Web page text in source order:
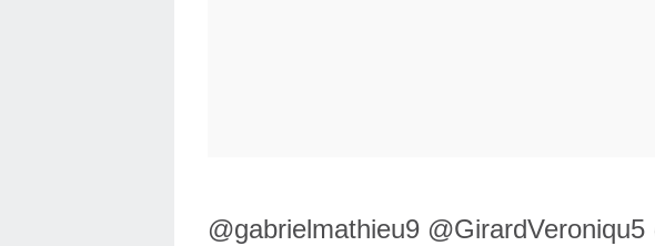
@gabrielmathieu9 @GirardVeroniqu5